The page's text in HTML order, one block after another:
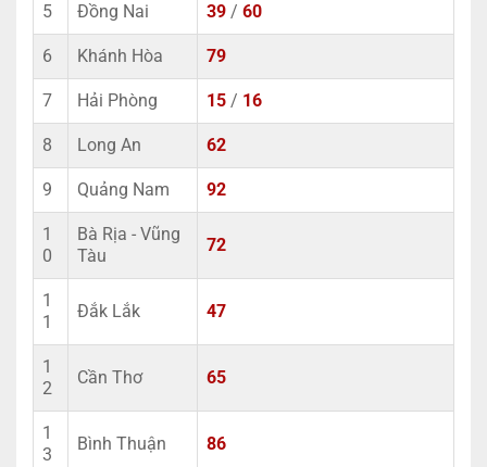
5 Đồng Nai 39 / 60
6 Khánh Hòa 79
7 Hải Phòng 15 / 16
8 Long An 62
9 Quảng Nam 92
1
0
Bà Rịa - Vũng
Tàu
72
1
1
Đắk Lắk 47
1
2
Cần Thơ 65
1
3
Bình Thuận 86